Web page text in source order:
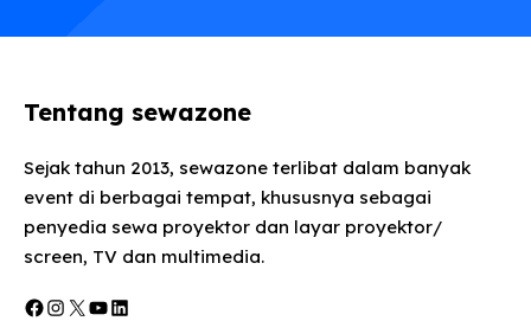
Tentang sewazone
Sejak tahun 2013, sewazone terlibat dalam banyak
event di berbagai tempat, khususnya sebagai
penyedia sewa proyektor dan layar proyektor/
screen, TV dan multimedia.
Facebook
Instagram
X YouTube
LinkedIn